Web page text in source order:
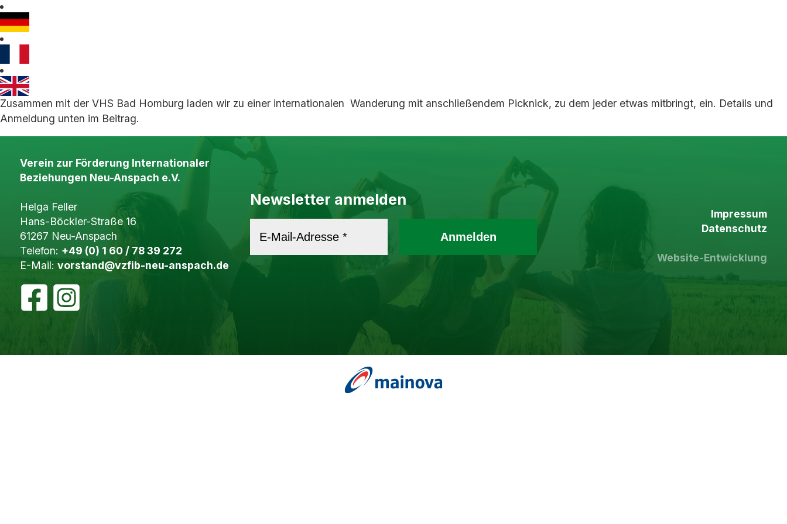
Zusammen mit der VHS Bad Homburg laden wir zu einer internationalen Wanderung mit anschließendem Picknick, zu dem jeder etwas mitbringt, ein. Details und
Anmeldung unten im Beitrag.
Verein zur Förderung Internationaler
Beziehungen Neu-Anspach e.V.
Helga Feller
Hans-Böckler-Straße 16
61267 Neu-Anspach
Telefon: +49 (0) 1 60 / 78 39 272
E-Mail: vorstand@vzfib-neu-anspach.de
Newsletter anmelden
Impressum
Datenschutz
Website-Entwicklung